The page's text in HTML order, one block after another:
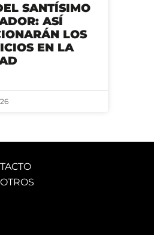
SANTÍSIMO
ASÍ
LOS
EN LA